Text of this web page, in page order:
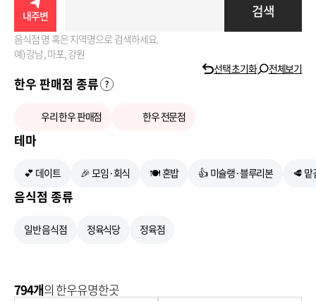
내주변 검색
음식점 명 혹은 지역명으로 검색하세요.
예) 강남, 마포, 강원
선택 초기화
전체보기
한우 판매점 종류
우리 한우 판매점 한우 전문점
테마
💕 데이트 🎉 모임·회식 🍽 혼밥 👍 미슐랭·블루리본 🥩 맡
음식점 종류
일반 음식점 정육식당 정육점
794개의 한우유명한곳